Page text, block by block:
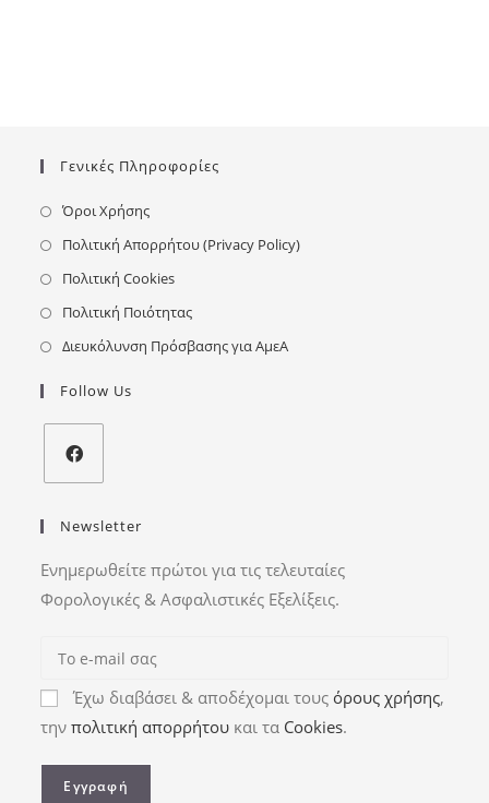
Γενικές Πληροφορίες
Όροι Χρήσης
Πολιτική Απορρήτου (Privacy Policy)
Πολιτική Cookies
Πολιτική Ποιότητας
Διευκόλυνση Πρόσβασης για ΑμεΑ
Follow Us
Newsletter
Ενημερωθείτε πρώτοι για τις τελευταίες
Φορολογικές & Ασφαλιστικές Εξελίξεις.
Έχω διαβάσει & αποδέχομαι τους όρους χρήσης,
τηνπολιτική απορρήτου και τα Cookies.